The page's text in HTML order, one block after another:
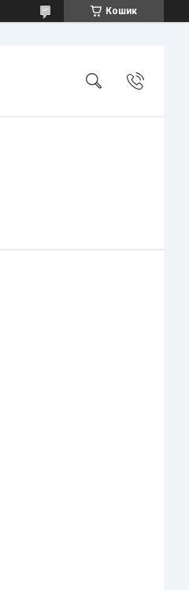
Кошик